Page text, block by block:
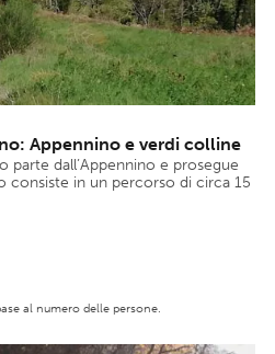
Appennino e verdi colline
parte dall’Appennino e prosegue
consiste in un percorso di circa 15
al numero delle persone.